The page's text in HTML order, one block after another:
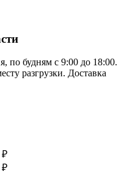
по будням с 9:00 до 18:00.
разгрузки. Доставка
₽
₽